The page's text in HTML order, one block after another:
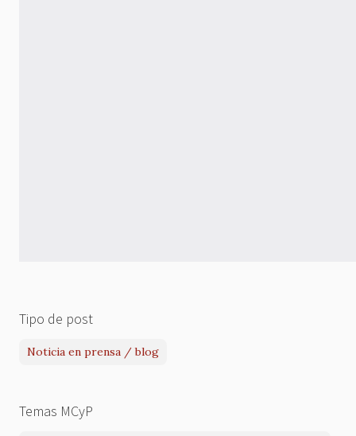
Tipo de post
Noticia en prensa / blog
Temas MCyP